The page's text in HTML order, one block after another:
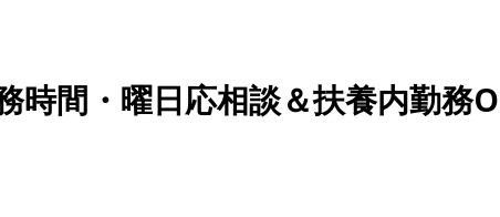
時間・曜日応相談＆扶養内勤務